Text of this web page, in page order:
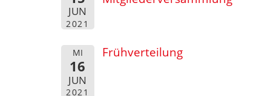
JUN
2021
MI
16
JUN
2021
Frühverteilung